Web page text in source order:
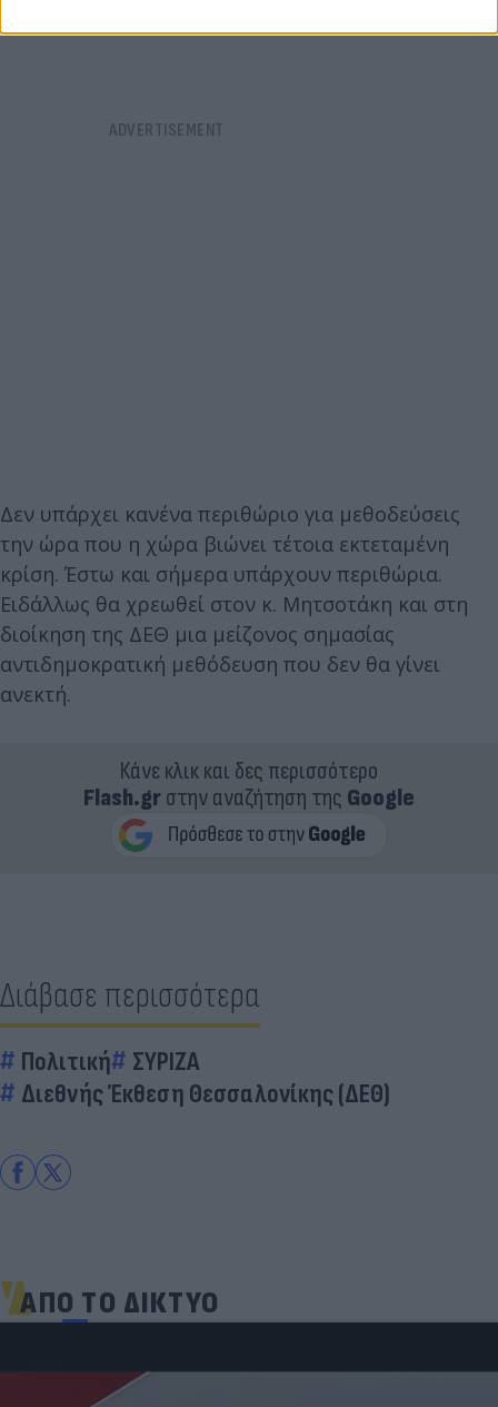
Δεν υπάρχει κανένα περιθώριο για μεθοδεύσεις
την ώρα που η χώρα βιώνει τέτοια εκτεταμένη
κρίση. Έστω και σήμερα υπάρχουν περιθώρια.
Ειδάλλως θα χρεωθεί στον κ. Μητσοτάκη και στη
διοίκηση της ΔΕΘ μια μείζονος σημασίας
αντιδημοκρατική μεθόδευση που δεν θα γίνει
ανεκτή.
Κάνε κλικ και δες περισσότερο
Flash.grστην αναζήτηση της Google
Διάβασε περισσότερα
Πολιτική
ΣΥΡΙΖΑ
Διεθνής Έκθεση Θεσσαλονίκης (ΔΕΘ)
ΑΠΟ ΤΟ ΔΙΚΤΥΟ